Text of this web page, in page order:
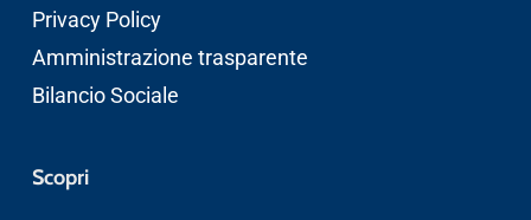
Privacy Policy
Amministrazione trasparente
Bilancio Sociale
Scopri